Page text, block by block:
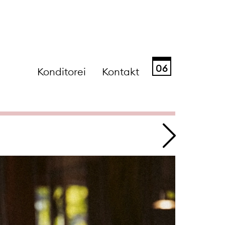
Konditorei Kontakt 06